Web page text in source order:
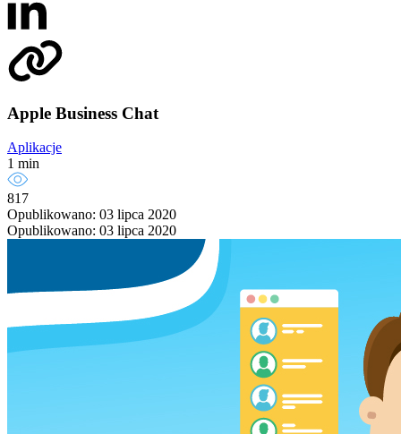
Apple Business Chat
Aplikacje
1 min
817
Opublikowano: 03 lipca 2020
Opublikowano: 03 lipca 2020